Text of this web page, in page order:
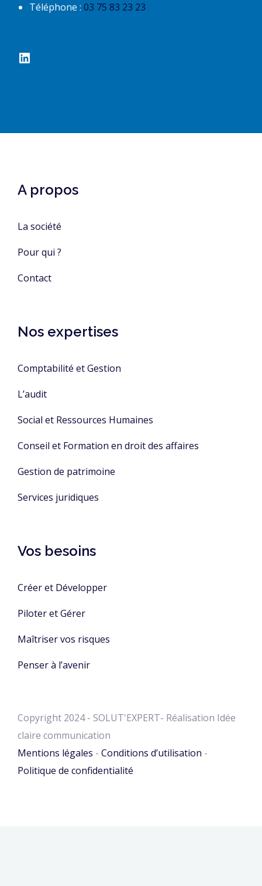
A propos
La société
Pour qui ?
Contact
Nos expertises
Comptabilité et Gestion
L’audit
Social et Ressources Humaines
Conseil et Formation en droit des affaires
Gestion de patrimoine
Services juridiques
Vos besoins
Créer et Développer
Piloter et Gérer
Maîtriser vos risques
Penser à l’avenir
Copyright 2024 - SOLUT'EXPERT- Réalisation Idée
claire communication
Mentions légales - Conditions d’utilisation -
Politique de confidentialité
Téléphone : 03 75 83 23 23